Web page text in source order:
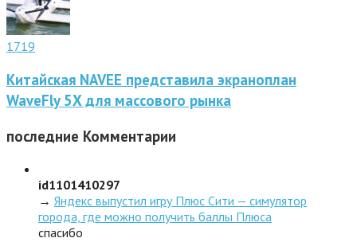
1719
Китайская NAVEE представила экраноплан
WaveFly 5X для массового рынка
последние Комментарии
id1101410297
→ Яндекс выпустил игру Плюс Сити — симулятор
города, где можно получить баллы Плюса
спасибо